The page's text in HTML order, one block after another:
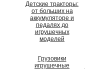
Детские тракторы:
от больших на
аккумуляторе и
педалях до
игрушечных
моделей
Грузовики
игрушечные